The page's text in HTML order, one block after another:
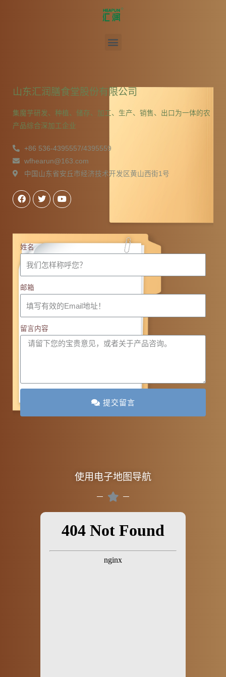
山东汇润膳食堂股份有限公司
集魔芋研发、种植、储存、加工、生产、销售、出口为一体的农
产品综合深加工企业
+86 536-4395557/4395559
wfhearun@163.com
中国山东省安丘市经济技术开发区黄山西街1号
姓名
邮箱
留言内容
提交留言
使用电子地图导航